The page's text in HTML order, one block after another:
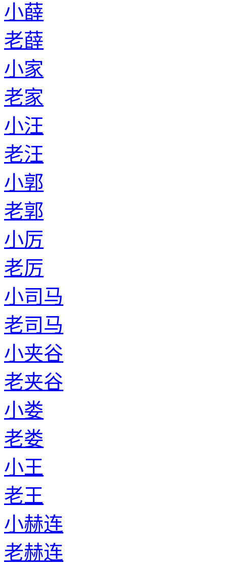
小薛
老薛
小家
老家
小汪
老汪
小郭
老郭
小厉
老厉
小司马
老司马
小夹谷
老夹谷
小娄
老娄
小王
老王
小赫连
老赫连